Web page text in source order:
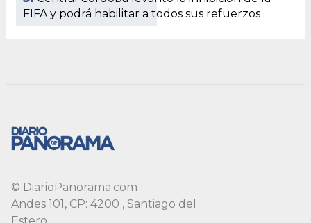
© DiarioPanorama.com
Andes 101, CP: 4200 , Santiago del
Estero